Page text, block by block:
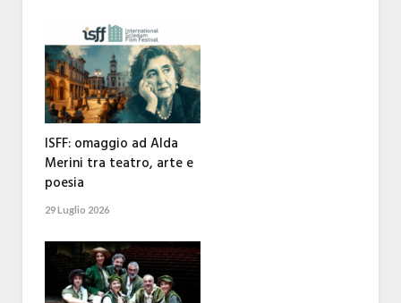
ISFF: omaggio ad Alda
Merini tra teatro, arte e
poesia
29 Luglio 2026